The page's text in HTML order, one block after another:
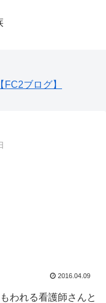
【FC2ブログ】
2016.04.09
われる看護師さんと